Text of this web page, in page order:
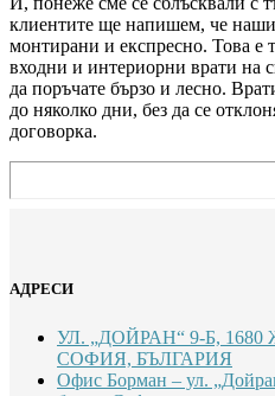
клиентите ще напишем, че
монтирани и експресно. Това е
входни и интериорни врати на
да поръчате бързо и лесно.
до няколко дни, без да се
договорка.
АДРЕСИ
УЛ. „ДОЙРАН“ 9-Б,
СОФИЯ, БЪЛГАРИЯ
Офис Борман – ул.